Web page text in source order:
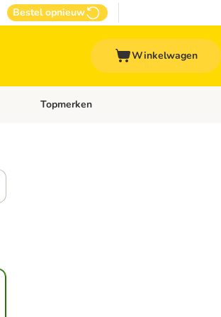
Bestel opnieuw
Winkelwagen
Open categoriemenu: Top Deals
Topmerken